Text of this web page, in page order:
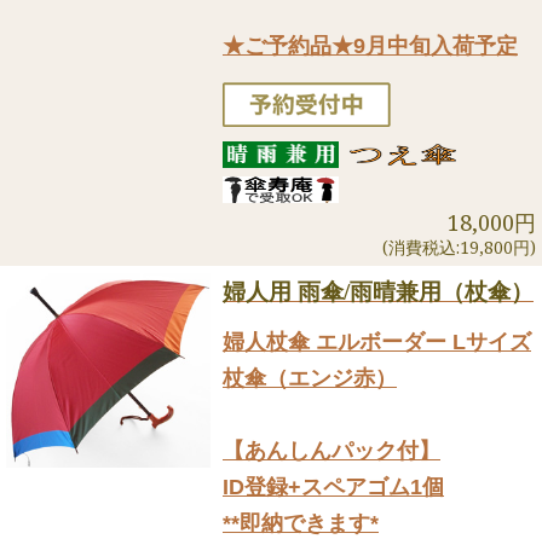
★ご予約品★9月中旬入荷予定
18,000円
(消費税込:19,800円)
婦人用 雨傘/雨晴兼用（杖傘）
婦人杖傘 エルボーダー Lサイズ
杖傘（エンジ赤）
【あんしんパック付】
ID登録+スペアゴム1個
**即納できます*